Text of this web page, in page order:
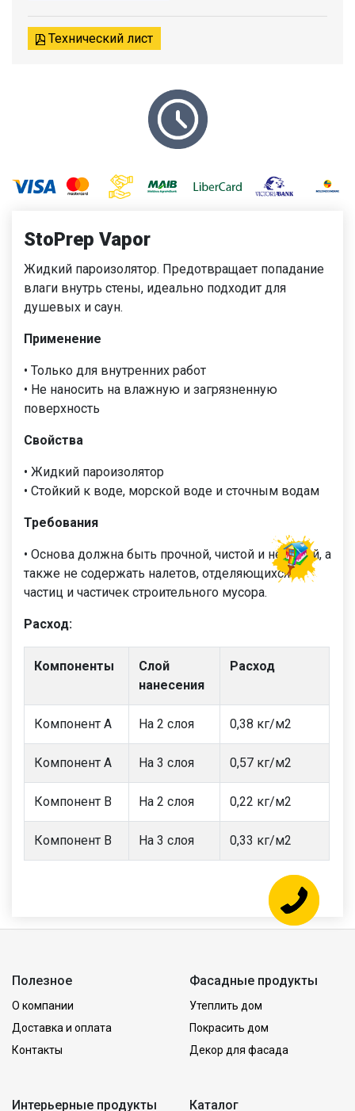
Технический лист
StoPrep Vapor
Жидкий пароизолятор. Предотвращает попадание
влаги внутрь стены, идеально подходит для
душевых и саун.
Применение
• Только для внутренних работ
• Не наносить на влажную и загрязненную
поверхность
Свойства
• Жидкий пароизолятор
• Стойкий к воде, морской воде и сточным водам
Требования
• Основа должна быть прочной, чистой и несущей, а
также не содержать налетов, отделяющихся
частиц и частичек строительного мусора.
Расход:
Компоненты
Слой
нанесения
Расход
Компонент А На 2 слоя 0,38 кг/м2
Компонент А На 3 слоя 0,57 кг/м2
Компонент В На 2 слоя 0,22 кг/м2
Компонент В На 3 слоя 0,33 кг/м2
Полезное
О компании
Доставка и оплата
Контакты
Фасадные продукты
Утеплить дом
Покрасить дом
Декор для фасада
Интерьерные продукты Каталог